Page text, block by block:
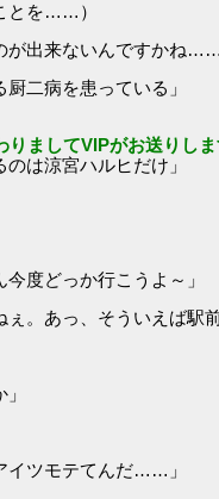
とを……）
が出来ないんですかね……
二病を患っている」
りましてVIPがお送りし
は涼宮ハルヒだけ」
度どっか行こうよ～」
。あっ、そういえば駅
イツモテてんだ……」